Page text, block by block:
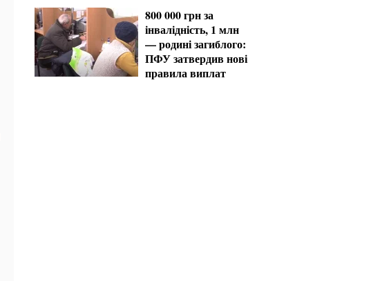
800 000 грн за
інвалідність, 1 млн
— родині загиблого:
ПФУ затвердив нові
правила виплат